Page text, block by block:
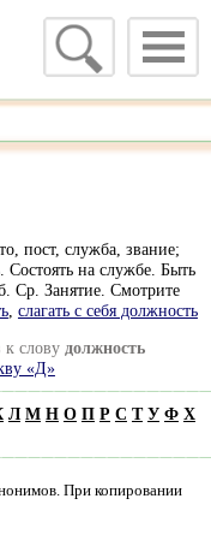
пост, служба, звание;
Состоять на службе. Быть
Ср. Занятие. Смотрите
, слагать с себя должность
к слову должность
«Д»
Л М Н О П Р С Т У Ф Х
При копировании